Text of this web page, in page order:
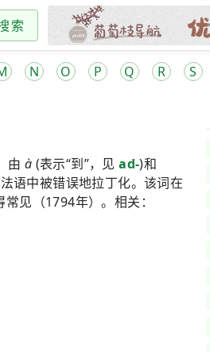
索
N O P Q R S
由 à (表示“到”，见ad-)和
法语中被错误地拉丁化。该词在
见（1794年）。相关：